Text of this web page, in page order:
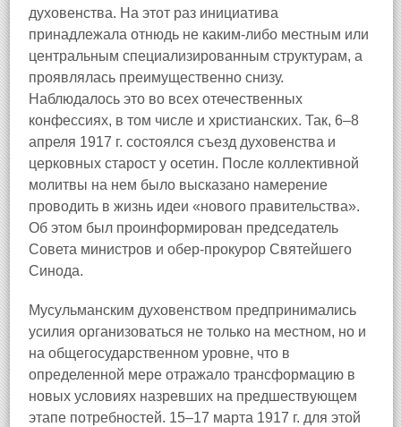
духовенства. На этот раз инициатива
принадлежала отнюдь не каким-либо местным или
центральным специализированным структурам, а
проявлялась преимущественно снизу.
Наблюдалось это во всех отечественных
конфессиях, в том числе и христианских. Так, 6–8
апреля 1917 г. состоялся съезд духовенства и
церковных старост у осетин. После коллективной
молитвы на нем было высказано намерение
проводить в жизнь идеи «нового правительства».
Об этом был проинформирован председатель
Совета министров и обер-прокурор Святейшего
Синода.
Мусульманским духовенством предпринимались
усилия организоваться не только на местном, но и
на общегосударственном уровне, что в
определенной мере отражало трансформацию в
новых условиях назревших на предшествующем
этапе потребностей. 15–17 марта 1917 г. для этой